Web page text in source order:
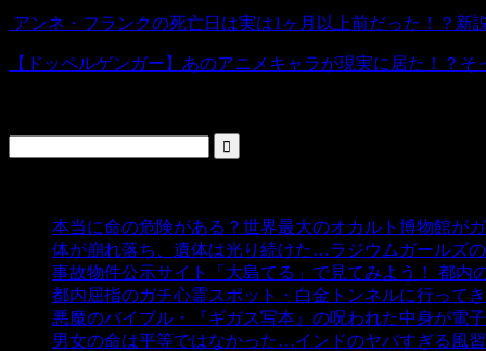
アンネ・フランクの死亡日は実は1ヶ月以上前だった！？新
【ドッペルゲンガー】あのアニメキャラが現実に居た！？そ
本当に命の危険がある？世界最大のオカルト博物館が
体が崩れ落ち、遺体は光り続けた…ラジウムガールズの
事故物件公示サイト「大島てる」で見てみよう！ 都内
都内屈指のガチ心霊スポット・白金トンネルに行ってき
悪魔のバイブル・『ギガス写本』の呪われた中身が電
男女の命は平等ではなかった…インドのヤバすぎる風